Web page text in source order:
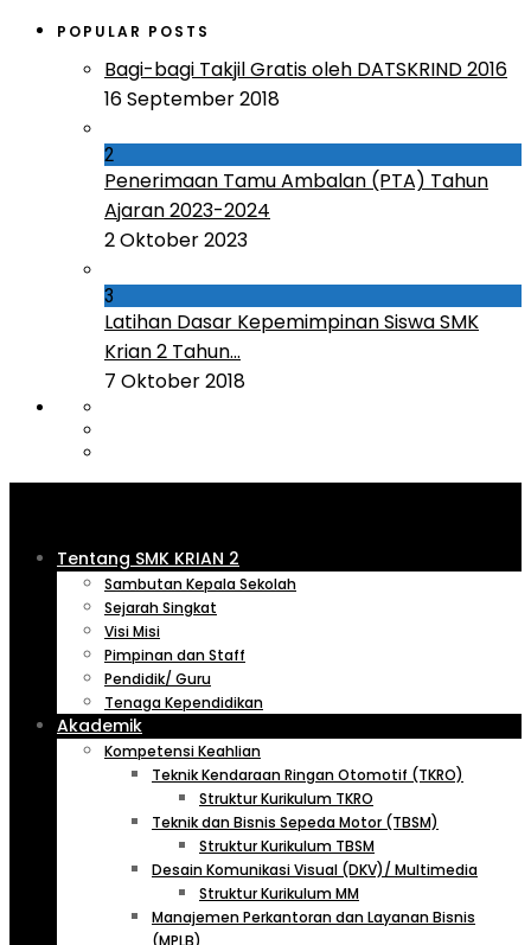
POPULAR POSTS
Bagi-bagi Takjil Gratis oleh DATSKRIND 2016
16 September 2018
2
Penerimaan Tamu Ambalan (PTA) Tahun
Ajaran 2023-2024
2 Oktober 2023
3
Latihan Dasar Kepemimpinan Siswa SMK
Krian 2 Tahun...
7 Oktober 2018
Tentang SMK KRIAN 2
Sambutan Kepala Sekolah
Sejarah Singkat
Visi Misi
Pimpinan dan Staff
Pendidik/ Guru
Tenaga Kependidikan
Akademik
Kompetensi Keahlian
Teknik Kendaraan Ringan Otomotif (TKRO)
Struktur Kurikulum TKRO
Teknik dan Bisnis Sepeda Motor (TBSM)
Struktur Kurikulum TBSM
Desain Komunikasi Visual (DKV)/ Multimedia
Struktur Kurikulum MM
Manajemen Perkantoran dan Layanan Bisnis
(MPLB)